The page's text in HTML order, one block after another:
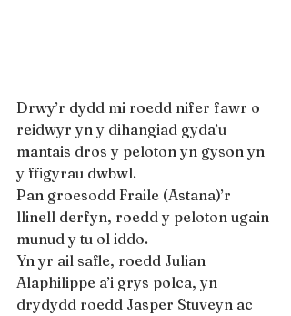
Drwy’r dydd mi roedd nifer fawr o
reidwyr yn y dihangiad gyda’u
mantais dros y peloton yn gyson yn
y ffigyrau dwbwl.
Pan groesodd Fraile (Astana)’r
llinell derfyn, roedd y peloton ugain
munud y tu ol iddo.
Yn yr ail safle, roedd Julian
Alaphilippe a’i grys polca, yn
drydydd roedd Jasper Stuveyn ac